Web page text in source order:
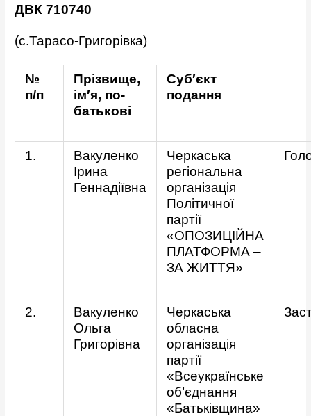
ДВК 710740
(с.Тарасо-Григорівка)
№
п/п
Прізвище,
ім′я, по-
батькові
Суб′єкт
подання
1.
Вакуленко
Ірина
Геннадіївна
Черкаська
регіональна
організація
Політичної
партії
«ОПОЗИЦІЙНА
ПЛАТФОРМА –
ЗА ЖИТТЯ»
2.
Вакуленко
Ольга
Григорівна
Черкаська
обласна
організація
партії
«Всеукраїнське
об’єднання
«Батьківщина»